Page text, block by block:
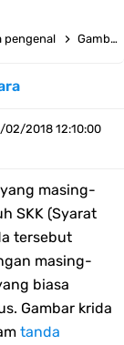
2023
Tahun 2020
Indonesia
Indonesia
pengenal Gambar Krida dan TKK Saka Bhayangkara
02/2018 12:10:00
masing-
SKK (Syarat
tersebut
masing-
biasa
Gambar krida
tanda